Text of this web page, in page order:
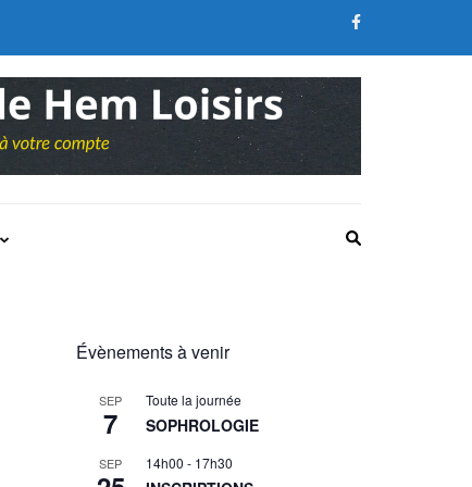
Évènements à venir
SEP
7
Toute la journée
SOPHROLOGIE
SEP 14h00 - 17h30